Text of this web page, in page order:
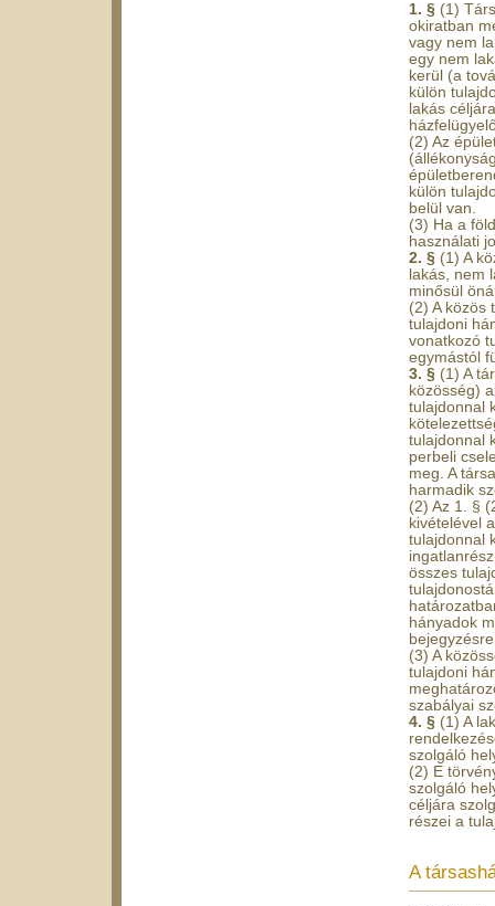
1. § (1)
okiratban
vagy nem
egy nem
kerül (a
külön
lakás
(2) Az
külön
belül van.
(3) Ha a
használati
2. § (1) A
lakás, nem
minősül
(2) A közös
tulajdoni
vonatkozó
egymástól
3. § (1) A
közösség)
tulajdonnal
tulajdonnal
perbeli
meg. A
harmadik
(2) Az 1. §
kivételével
tulajdonnal
összes
hányadok
(3) A
tulajdoni
szabályai
4. § (1) A
szolgáló
(2) E
szolgáló
céljára
részei a
A